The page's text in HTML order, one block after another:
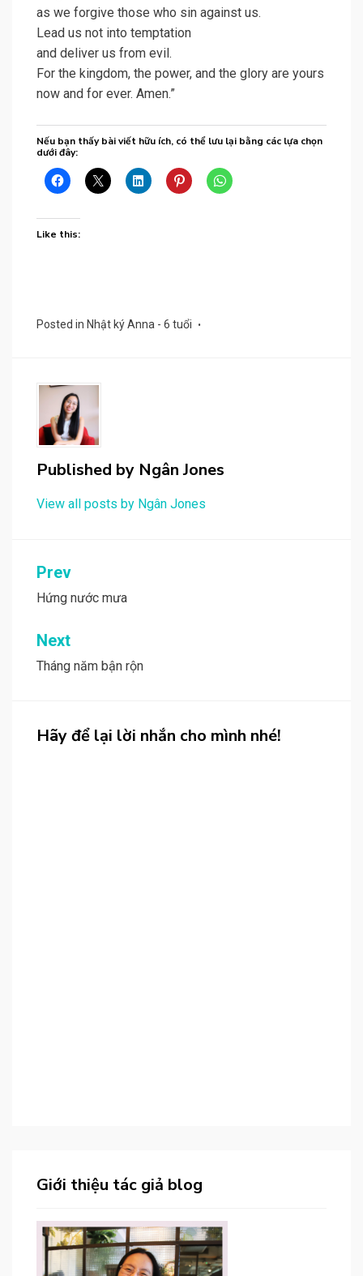
as we forgive those who sin against us.
Lead us not into temptation
and deliver us from evil.
For the kingdom, the power, and the glory are yours
now and for ever. Amen.”
Nếu bạn thấy bài viết hữu ích, có thể lưu lại bằng các lựa chọn
dưới đây:
Like this:
Posted in Nhật ký Anna - 6 tuổi
Published by Ngân Jones
View all posts by Ngân Jones
Post
navigation
Prev
Hứng nước mưa
Next
Tháng năm bận rộn
Hãy để lại lời nhắn cho mình nhé!
Giới thiệu tác giả blog